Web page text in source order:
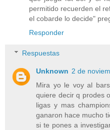
permitido recuerden el
el cobarde lo decide"
Responder
Respuestas
Unknown 2 de
Mira yo le voy al
quiere decir q prodes
ligas y mas
ganaron hace mucho
si te pones a